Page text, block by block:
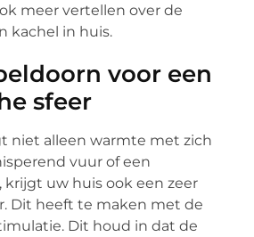
meer vertellen over de
kachel in huis.
voor een
sfeer
niet alleen warmte met zich
vuur of een
krijgt uw huis ook een zeer
Dit heeft te maken met de
Dit houd in dat de